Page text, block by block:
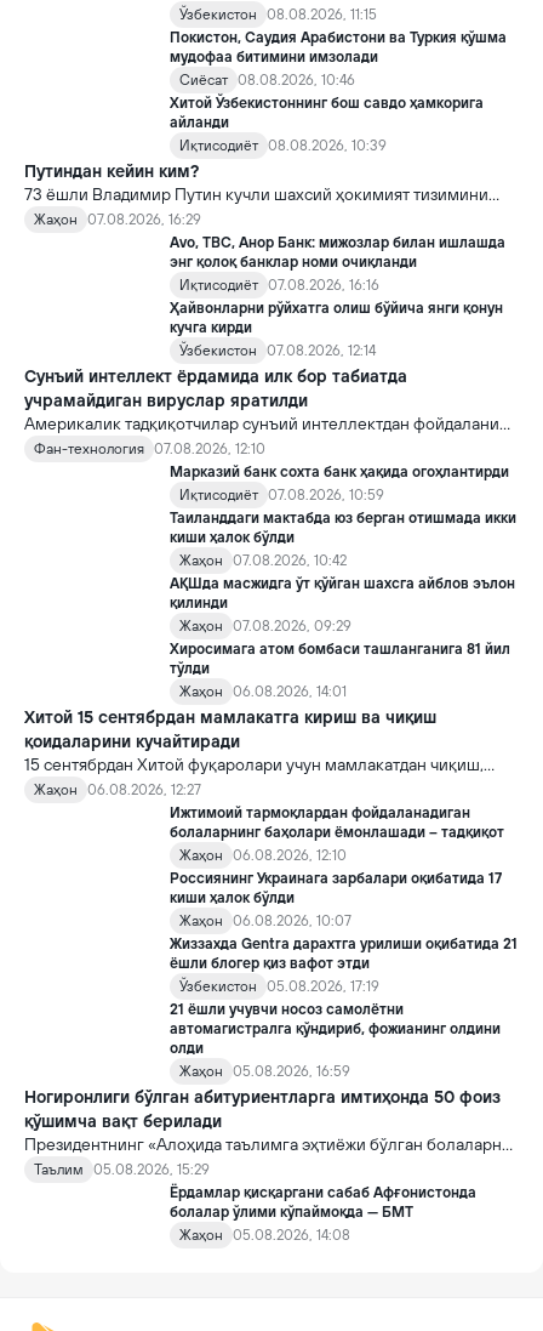
Ўзбекистон
08.08.2026, 11:15
Покистон, Саудия Арабистони ва Туркия қўшма
мудофаа битимини имзолади
Сиёсат 08.08.2026, 10:46
Хитой Ўзбекистоннинг бош савдо ҳамкорига
айланди
Иқтисодиёт 08.08.2026, 10:39
Путиндан кейин ким?
73 ёшли Владимир Путин кучли шахсий ҳокимият тизимини
яратди, аммо ундан кейин ким келиши ва ҳокимиятни
топшириш механизми ҳали ноаниқ. Таҳлилчилар фикрича, бу
Кремлда ворислик жангига олиб келиши мумкин.
Жаҳон
07.08.2026, 16:29
Avo, TBC, Анор Банк: мижозлар билан ишлашда
энг қолоқ банклар номи очиқланди
Иқтисодиёт 07.08.2026, 16:16
Ҳайвонларни рўйхатга олиш бўйича янги қонун
кучга кирди
Ўзбекистон
07.08.2026, 12:14
Сунъий интеллект ёрдамида илк бор табиатда
учрамайдиган вируслар яратилди
Америкалик тадқиқотчилар сунъий интеллектдан фойдаланиб
16 та вирус яратди. Бу кашфиёт янги ютуқларга умид уйғотиш
билан бирга, ундан нотўғри мақсадда фойдаланиш борасидаги
хавотирларни ҳам кучайтирмоқда.
Фан-технология 07.08.2026, 12:10
Марказий банк сохта банк ҳақида огоҳлантирди
Иқтисодиёт 07.08.2026, 10:59
Таиланддаги мактабда юз берган отишмада икки
киши ҳалок бўлди
Жаҳон
07.08.2026, 10:42
АҚШда масжидга ўт қўйган шахсга айблов эълон
қилинди
Жаҳон
07.08.2026, 09:29
Хиросимага атом бомбаси ташланганига 81 йил
тўлди
Жаҳон
06.08.2026, 14:01
Хитой 15 сентябрдан мамлакатга кириш ва чиқиш
қоидаларини кучайтиради
15 сентябрдан Хитой фуқаролари учун мамлакатдан чиқиш,
хорижликлар учун эса Хитойга кириш тартиби бўйича янги
қоидалар кучга киради.
Жаҳон
06.08.2026, 12:27
Ижтимоий тармоқлардан фойдаланадиган
болаларнинг баҳолари ёмонлашади – тадқиқот
Жаҳон
06.08.2026, 12:10
Россиянинг Украинага зарбалари оқибатида 17
киши ҳалок бўлди
Жаҳон
06.08.2026, 10:07
Жиззахда Gentra дарахтга урилиши оқибатида 21
ёшли блогер қиз вафот этди
Ўзбекистон
05.08.2026, 17:19
21 ёшли учувчи носоз самолётни
автомагистралга қўндириб, фожианинг олдини
олди
Жаҳон
05.08.2026, 16:59
Ногиронлиги бўлган абитуриентларга имтиҳонда 50 фоиз
қўшимча вақт берилади
Президентнинг «Алоҳида таълимга эҳтиёжи бўлган болаларни
таълим ва ижтимоий хизматлар билан қамраб олиш тизимини
такомиллаштириш бўйича қўшимча чора-тадбирлар
тўғрисида»ги қарори билан инклюзив таълим соҳасида қатор
янги механизмлар жорий этилади.
Таълим
05.08.2026, 15:29
Ёрдамлар қисқаргани сабаб Афғонистонда
болалар ўлими кўпаймоқда — БМТ
Жаҳон
05.08.2026, 14:08